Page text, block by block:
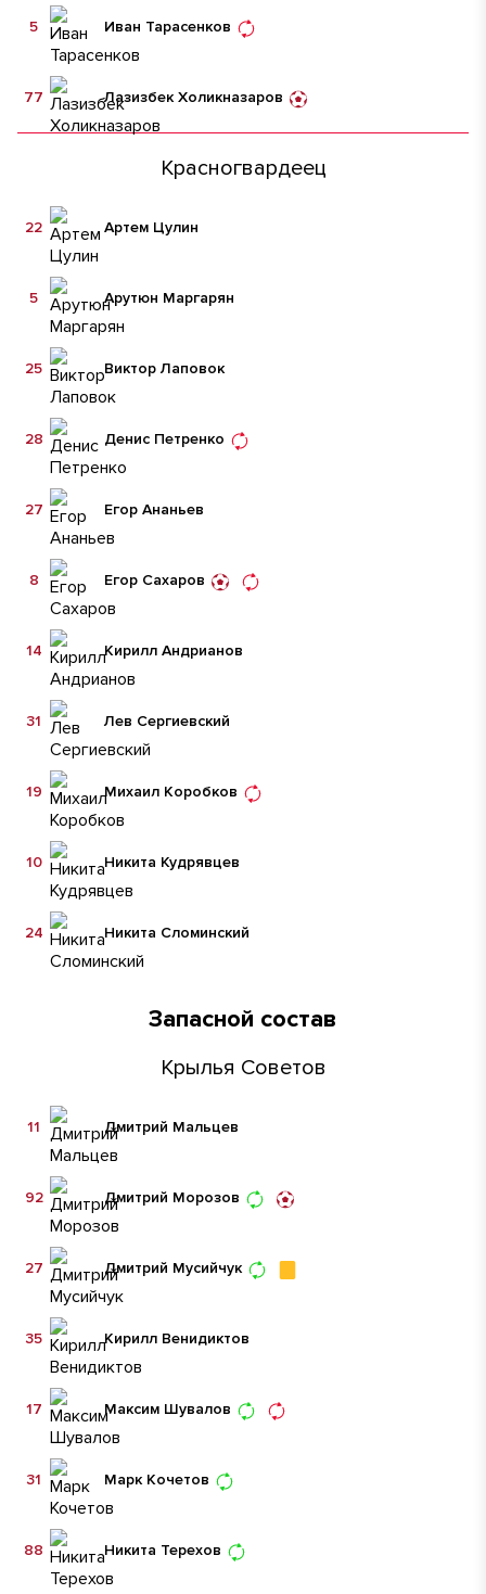
Иван Тарасенков
5
Лазизбек Холикназаров
77
Красногвардеец
Артем Цулин
22
Арутюн Маргарян
5
Виктор Лаповок
25
Денис Петренко
28
Егор Ананьев
27
Егор Сахаров
8
Кирилл Андрианов
14
Лев Сергиевский
31
Михаил Коробков
19
Никита Кудрявцев
10
Никита Сломинский
24
Запасной состав
Крылья Советов
Дмитрий Мальцев
11
Дмитрий Морозов
92
Дмитрий Мусийчук
27
Кирилл Венидиктов
35
Максим Шувалов
17
Марк Кочетов
31
Никита Терехов
88